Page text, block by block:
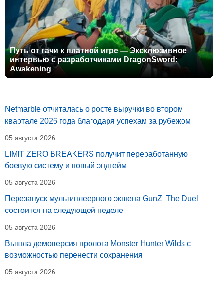
Путь от гачи к платной игре — Эксклюзивное
интервью с разработчиками DragonSword:
Awakening
Netmarble отчиталась о росте выручки во втором
квартале 2026 года благодаря успехам за рубежом
05 августа 2026
LIMIT ZERO BREAKERS получит переработанную
боевую систему и новый эндгейм
05 августа 2026
Перезапуск мультиплеерного экшена GunZ: The Duel
состоится на следующей неделе
05 августа 2026
Вышла демоверсия пролога Monster Hunter Wilds с
возможностью перенести сохранения
05 августа 2026